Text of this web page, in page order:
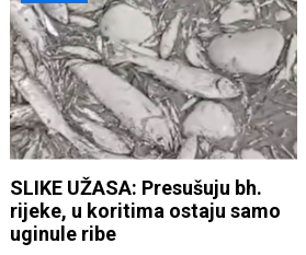
SLIKE UŽASA: Presušuju bh.
rijeke, u koritima ostaju samo
uginule ribe